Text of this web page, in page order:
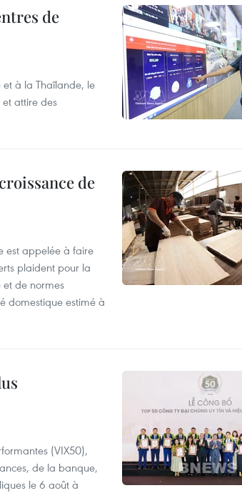
de
à la Thaïlande, le
attire des
de
est appelée à faire
plaident pour la
de normes
domestique estimé à
(VIX50),
de la banque,
le 6 août à